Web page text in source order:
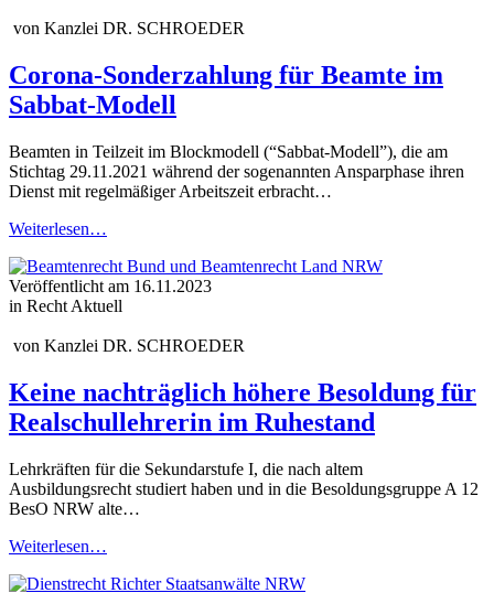
von Kanzlei DR. SCHROEDER
Corona-Sonderzahlung für Beamte im
Sabbat-Modell
Beamten in Teilzeit im Blockmodell (“Sabbat-Modell”), die am
Stichtag 29.11.2021 während der sogenannten Ansparphase ihren
Dienst mit regelmäßiger Arbeitszeit erbracht…
Weiterlesen…
Veröffentlicht am 16.11.2023
in Recht Aktuell
von Kanzlei DR. SCHROEDER
Keine nachträglich höhere Besoldung für
Realschullehrerin im Ruhestand
Lehrkräften für die Sekundarstufe I, die nach altem
Ausbildungsrecht studiert haben und in die Besoldungsgruppe A 12
BesO NRW alte…
Weiterlesen…